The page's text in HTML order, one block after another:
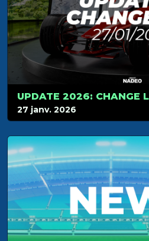
UPDATE 2026: CHANGE
27 janv. 2026